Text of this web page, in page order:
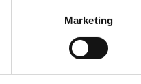
Marketing
Legg til i handlekurven